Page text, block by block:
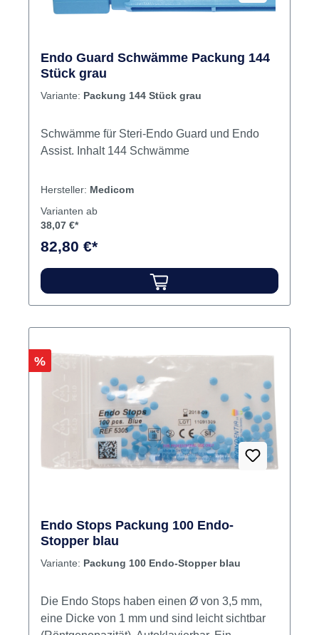
Endo Guard Schwämme Packung 144
Stück grau
Variante: Packung 144 Stück grau
Schwämme für Steri-Endo Guard und Endo
Assist. Inhalt 144 Schwämme
Hersteller: Medicom
Varianten ab
38,07 €*
82,80 €*
Rabatt
%
Endo Stops Packung 100 Endo-
Stopper blau
Variante: Packung 100 Endo-Stopper blau
Die Endo Stops haben einen Ø von 3,5 mm,
eine Dicke von 1 mm und sind leicht sichtbar